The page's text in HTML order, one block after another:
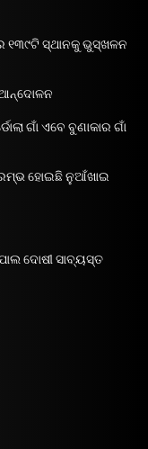
୧୩୯ଟି ସ୍ଥାନକୁ ଭୁସ୍ଖଳନ
ଆନ୍ଦୋଳନ
ଗାଁ ଏବେ ବୁଣାକାର ଗାଁ
ହୋଇଛି ନୁଆଁଖାଇ
ଦୋଷୀ ସାବ୍ୟସ୍ତ